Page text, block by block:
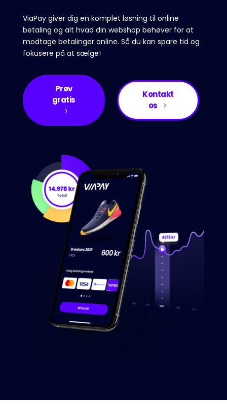
ViaPay giver dig en komplet løsning til online
betaling og alt hvad din webshop behøver for at
modtage betalinger online. Så du kan spare tid og
fokusere på at sælge!
Prøv
gratis
5
Kontakt
os
5